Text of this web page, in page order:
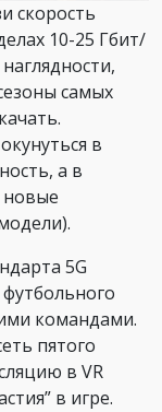
скорость
10-25 Гбит/
самых
в
а в
новые
5G
командами.
пятого
в VR
в игре.